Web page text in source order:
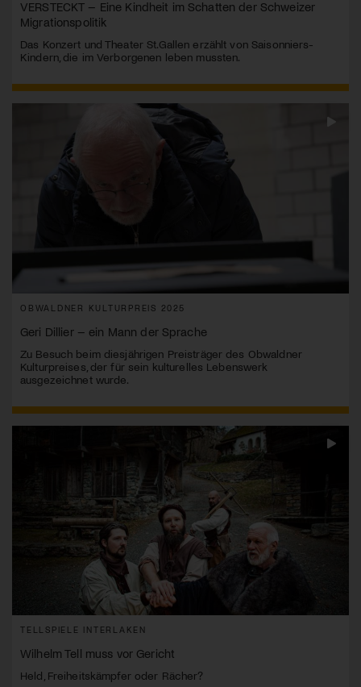
VERSTECKT – Eine Kindheit im Schatten der Schweizer
Migrationspolitik
Das Konzert und Theater St.Gallen erzählt von Saisonniers-
Kindern, die im Verborgenen leben mussten.
OBWALDNER KULTURPREIS 2025
Geri Dillier – ein Mann der Sprache
Zu Besuch beim diesjährigen Preisträger des Obwaldner
Kulturpreises, der für sein kulturelles Lebenswerk
ausgezeichnet wurde.
TELLSPIELE INTERLAKEN
Wilhelm Tell muss vor Gericht
Held, Freiheitskämpfer oder Rächer?